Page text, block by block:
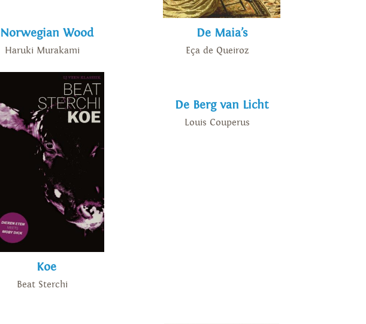
Norwegian Wood
Haruki Murakami
De Maia’s
Eça de Queiroz
Koe
Beat Sterchi
De Berg van Licht
Louis Couperus